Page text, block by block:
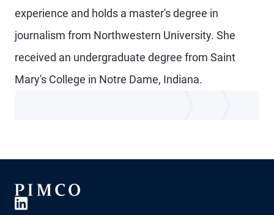
experience and holds a master's degree in
journalism from Northwestern University. She
received an undergraduate degree from Saint
Mary's College in Notre Dame, Indiana.